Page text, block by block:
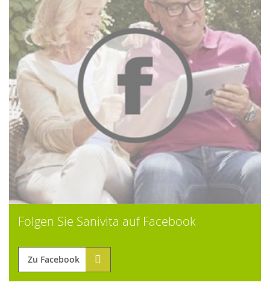
Folgen Sie Sanivita auf Facebook
Zu Facebook